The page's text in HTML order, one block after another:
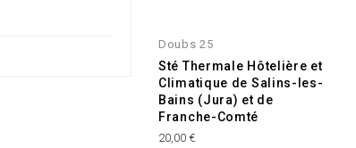
Doubs 25
Sté Thermale Hôtelière et
Climatique de Salins-les-
Bains (Jura) et de
Franche-Comté
Prix
20,00 €